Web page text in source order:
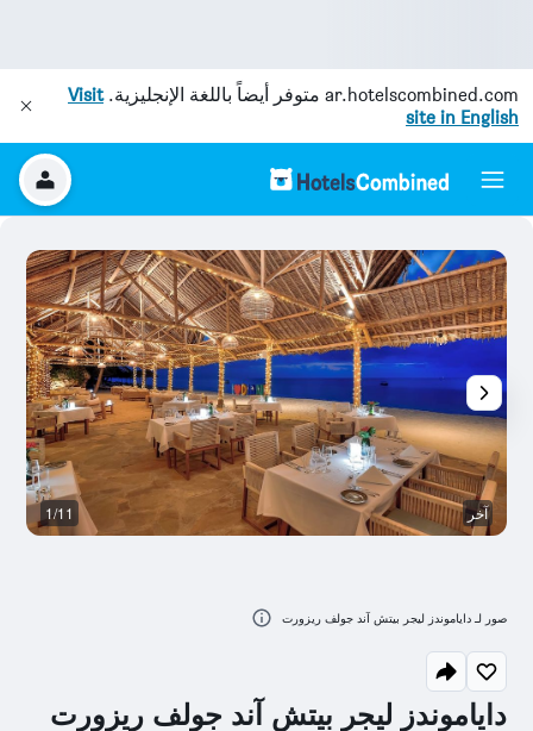
ar.hotelscombined.com متوفر أيضاً باللغة الإنجليزية.Visit
site in English
داياموندز ليجر بيتش آند جولف ريزورت
آخر 1/11
صور لـ داياموندز ليجر بيتش آند جولف ريزورت